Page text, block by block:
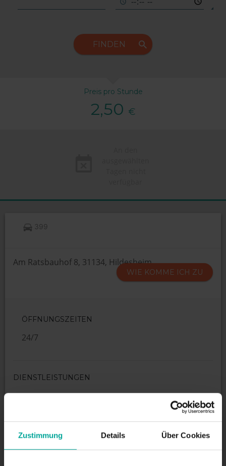
Zustimmung Details Über Cookies
FINDEN
Preis pro Stunde
2,50 €
399
Am Ratsbauhof 8, 31134, Hildesheim
WIE KOMME ICH ZU
ÖFFNUNGSZEITEN
24/7
DIENSTLEISTUNGEN